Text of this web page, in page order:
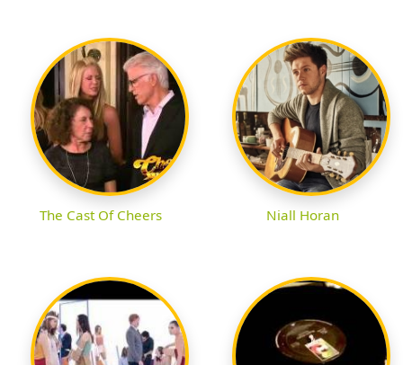
The Cast Of Cheers Niall Horan